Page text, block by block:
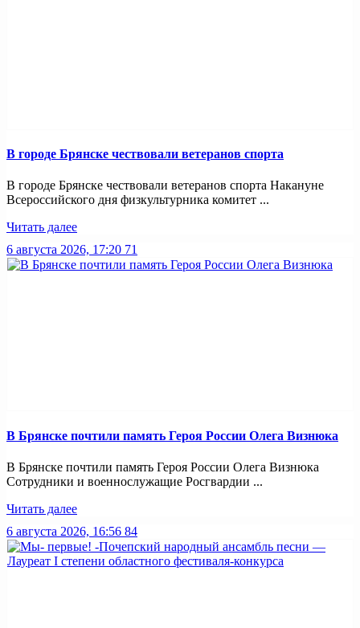
В городе Брянске чествовали ветеранов спорта
В городе Брянске чествовали ветеранов спорта Накануне
Всероссийского дня физкультурника комитет ...
Читать далее
6 августа 2026, 17:20 71
В Брянске почтили память Героя России Олега Визнюка
В Брянске почтили память Героя России Олега Визнюка
Сотрудники и военнослужащие Росгвардии ...
Читать далее
6 августа 2026, 16:56 84